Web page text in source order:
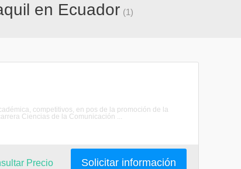
en Ecuador (1)
competitivos, en pos de la promoción de la
Ciencias de la Comunicación ...
Solicitar información
Precio